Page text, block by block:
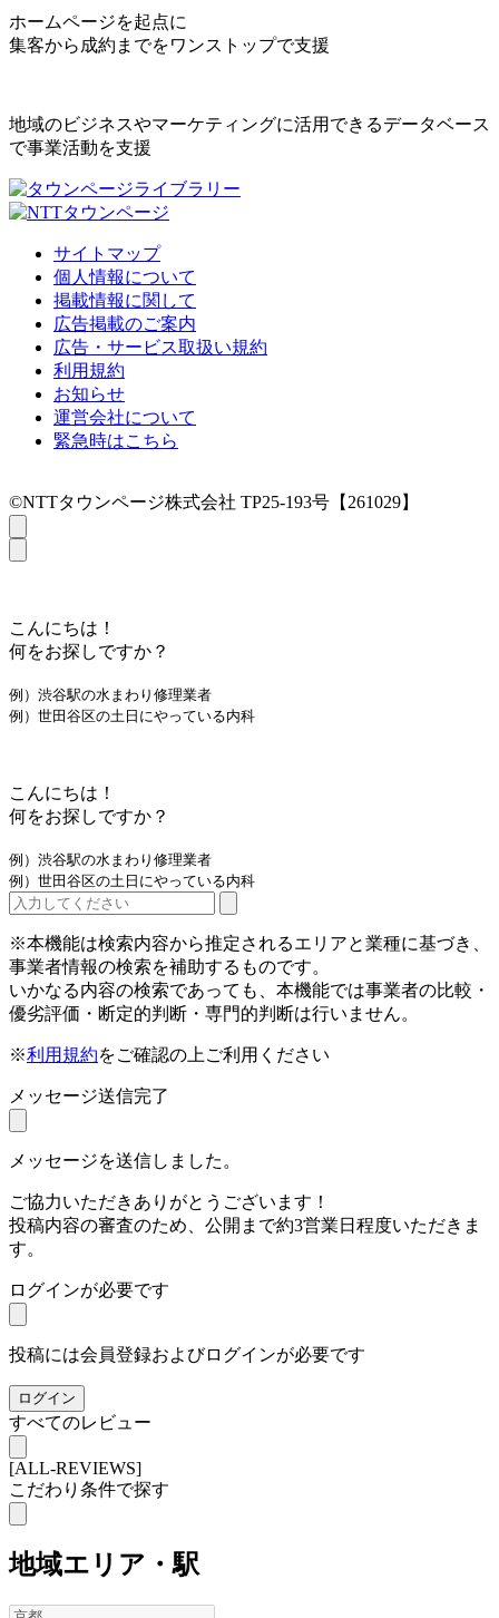
ホームページを起点に
集客から成約までをワンストップで支援
地域のビジネスやマーケティングに活用できるデータベース
で事業活動を支援
サイトマップ
個人情報について
掲載情報に関して
広告掲載のご案内
広告・サービス取扱い規約
利用規約
お知らせ
運営会社について
緊急時はこちら
©NTTタウンページ株式会社 TP25-193号【261029】
こんにちは！
何をお探しですか？
例）渋谷駅の水まわり修理業者
例）世田谷区の土日にやっている内科
こんにちは！
何をお探しですか？
例）渋谷駅の水まわり修理業者
例）世田谷区の土日にやっている内科
※本機能は検索内容から推定されるエリアと業種に基づき、
事業者情報の検索を補助するものです。
いかなる内容の検索であっても、本機能では事業者の比較・
優劣評価・断定的判断・専門的判断は行いません。
※利用規約をご確認の上ご利用ください
メッセージ送信完了
メッセージを送信しました。
ご協力いただきありがとうございます！
投稿内容の審査のため、公開まで約3営業日程度いただきま
す。
ログインが必要です
投稿には会員登録およびログインが必要です
ログイン
すべてのレビュー
[ALL-REVIEWS]
こだわり条件で探す
地域エリア・駅